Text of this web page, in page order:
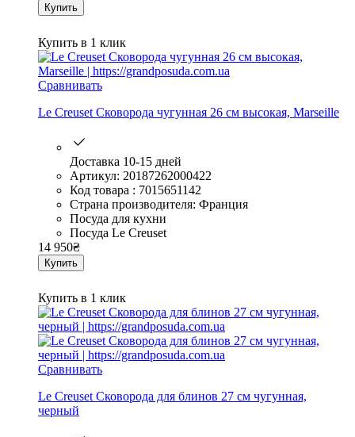
Купить
Купить в 1 клик
Сравнивать
Le Creuset Сковорода чугунная 26 см высокая, Marseille
Доставка 10-15 дней
Артикул: 20187262000422
Код товара : 7015651142
Страна производителя: Франция
Посуда для кухни
Посуда Le Creuset
14 950₴
Купить
Купить в 1 клик
Сравнивать
Le Creuset Сковорода для блинов 27 см чугунная,
черный